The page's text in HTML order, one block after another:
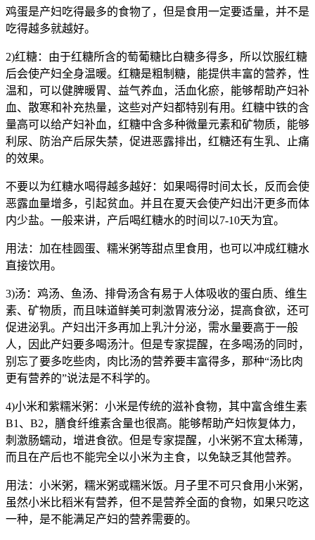
鸡蛋是产妇吃得最多的食物了，但是食用一定要适量，并不是
吃得越多就越好。
2)红糖：由于红糖所含的萄葡糖比白糖多得多，所以饮服红糖
后会使产妇全身温暖。红糖是粗制糖，能提供丰富的营养，性
温和，可以健脾暖胃、益气养血，活血化瘀，能够帮助产妇补
血、散寒和补充热量，这些对产妇都特别有用。红糖中铁的含
量高可以给产妇补血，红糖中含多种微量元素和矿物质，能够
利尿、防治产后尿失禁，促进恶露排出，红糖还有生乳、止痛
的效果。
不要以为红糖水喝得越多越好：如果喝得时间太长，反而会使
恶露血量增多，引起贫血。并且在夏天会使产妇出汗更多而体
内少盐。一般来讲，产后喝红糖水的时间以7-10天为宜。
用法：加在桂圆蛋、糯米粥等甜点里食用，也可以冲成红糖水
直接饮用。
3)汤：鸡汤、鱼汤、排骨汤含有易于人体吸收的蛋白质、维生
素、矿物质，而且味道鲜美可刺激胃液分泌，提高食欲，还可
促进泌乳。产妇出汗多再加上乳汁分泌，需水量要高于一般
人，因此产妇要多喝汤汁。但是专家提醒，在多喝汤的同时，
别忘了要多吃些肉，肉比汤的营养要丰富得多，那种“汤比肉
更有营养的”说法是不科学的。
4)小米和紫糯米粥：小米是传统的滋补食物，其中富含维生素
B1、B2，膳食纤维素含量也很高。能够帮助产妇恢复体力，
刺激肠蠕动，增进食欲。但是专家提醒，小米粥不宜太稀薄，
而且在产后也不能完全以小米为主食，以免缺乏其他营养。
用法：小米粥，糯米粥或糯米饭。月子里不可只食用小米粥，
虽然小米比稻米有营养，但不是营养全面的食物，如果只吃这
一种，是不能满足产妇的营养需要的。